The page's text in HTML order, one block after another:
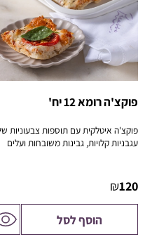
פוקצ'ה רומא 12 יח'
פוקצ'ה איטלקית עם תוספות צבעוניות
עגבניות קלויות, גבינות משובחות ועלים
120
₪
הוסף לסל